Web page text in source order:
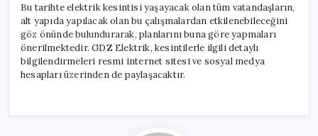
Bu tarihte elektrik kesintisi yaşayacak olan tüm vatandaşların,
alt yapıda yapılacak olan bu çalışmalardan etkilenebileceğini
göz önünde bulundurarak, planlarını buna göre yapmaları
önerilmektedir. GDZ Elektrik, kesintilerle ilgili detaylı
bilgilendirmeleri resmi internet sitesi ve sosyal medya
hesapları üzerinden de paylaşacaktır.